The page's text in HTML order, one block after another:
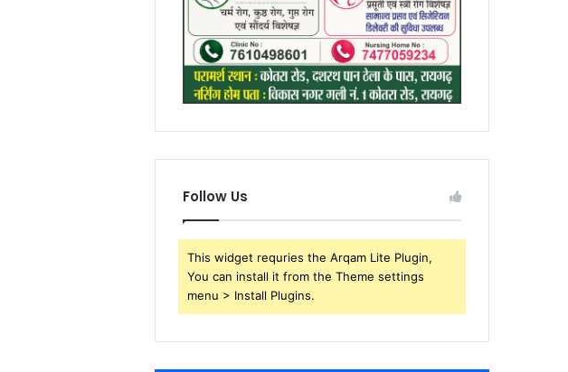
Follow Us
This widget requries the Arqam Lite Plugin,
You can install it from the Theme settings
menu > Install Plugins.